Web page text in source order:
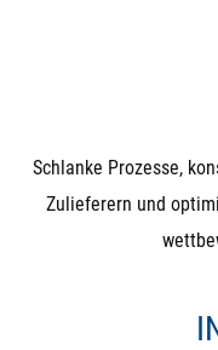
Schlanke Prozesse,
Zulieferern und